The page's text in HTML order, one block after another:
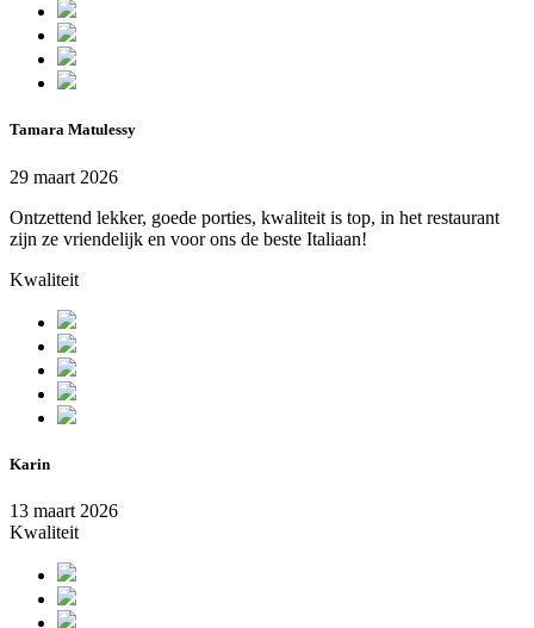
Tamara Matulessy
29 maart 2026
Ontzettend lekker, goede porties, kwaliteit is top, in het restaurant
zijn ze vriendelijk en voor ons de beste Italiaan!
Kwaliteit
Karin
13 maart 2026
Kwaliteit